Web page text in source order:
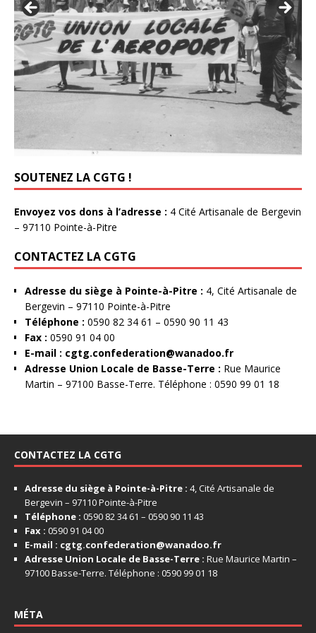
SOUTENEZ LA CGTG !
Envoyez vos dons à l’adresse : 4 Cité Artisanale de Bergevin
– 97110 Pointe-à-Pitre
CONTACTEZ LA CGTG
Adresse du siège à Pointe-à-Pitre : 4, Cité Artisanale de
Bergevin – 97110 Pointe-à-Pitre
Téléphone : 0590 82 34 61 – 0590 90 11 43
Fax : 0590 91 04 00
E-mail : cgtg.confederation@wanadoo.fr
Adresse Union Locale de Basse-Terre : Rue Maurice
Martin – 97100 Basse-Terre. Téléphone : 0590 99 01 18
CONTACTEZ LA CGTG
Adresse du siège à Pointe-à-Pitre : 4, Cité Artisanale de
Bergevin – 97110 Pointe-à-Pitre
Téléphone : 0590 82 34 61 – 0590 90 11 43
Fax : 0590 91 04 00
E-mail : cgtg.confederation@wanadoo.fr
Adresse Union Locale de Basse-Terre : Rue Maurice Martin –
97100 Basse-Terre. Téléphone : 0590 99 01 18
MÉTA